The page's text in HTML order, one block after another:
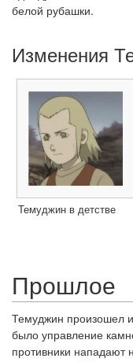
белой рубашки.
Изменения
Темуджин в детстве
Прошлое
Темуджин произошел
было управление
противники нападают